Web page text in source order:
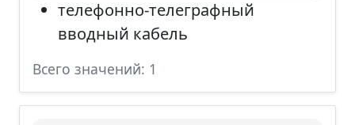
телефонно-телеграфный
вводный кабель
Всего значений: 1